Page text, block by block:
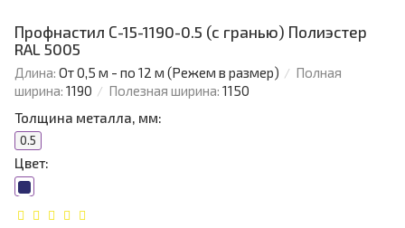
Профнастил С-15-1190-0.5 (с гранью) Полиэстер
RAL 5005
Длина: От 0,5 м - по 12 м (Режем в размер)
Полная
ширина: 1190 Полезная ширина: 1150
Толщина металла, мм:
0.5
Цвет: